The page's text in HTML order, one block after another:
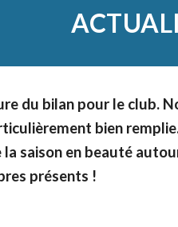
du bilan pour le club.
bien
saison en beauté
présents !